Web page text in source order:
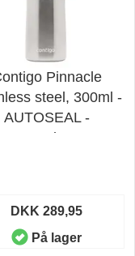
Pinnacle
steel, 300ml -
AUTOSEAL -
Termokrus
DKK 289,95
På lager